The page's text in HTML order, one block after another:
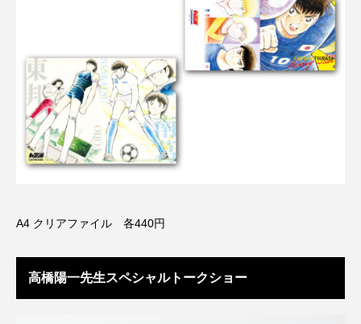
A4 クリアファイル 各440円
高橋陽一先生スペシャルトークショー